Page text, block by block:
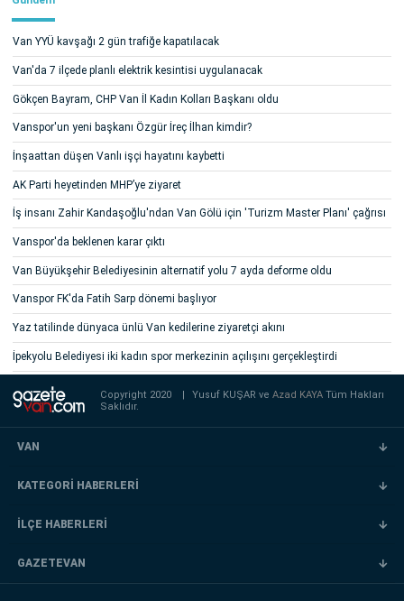
Van YYÜ kavşağı 2 gün trafiğe kapatılacak
Van'da 7 ilçede planlı elektrik kesintisi uygulanacak
Gökçen Bayram, CHP Van İl Kadın Kolları Başkanı oldu
Vanspor'un yeni başkanı Özgür İreç İlhan kimdir?
İnşaattan düşen Vanlı işçi hayatını kaybetti
AK Parti heyetinden MHP’ye ziyaret
İş insanı Zahir Kandaşoğlu'ndan Van Gölü için 'Turizm Master Planı' çağrısı
Vanspor'da beklenen karar çıktı
Van Büyükşehir Belediyesinin alternatif yolu 7 ayda deforme oldu
Vanspor FK'da Fatih Sarp dönemi başlıyor
Yaz tatilinde dünyaca ünlü Van kedilerine ziyaretçi akını
İpekyolu Belediyesi iki kadın spor merkezinin açılışını gerçekleştirdi
Copyright 2020 Yusuf KUŞAR veAzad KAYATüm Hakları
Saklıdır.
VAN
KATEGORİ HABERLERİ
İLÇE HABERLERİ
GAZETEVAN